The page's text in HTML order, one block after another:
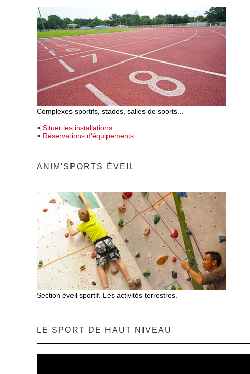
Complexes sportifs, stades, salles de sports...
» Situer les installations
» Réservations d'équipements
ANIM'SPORTS ÉVEIL
Section éveil sportif. Les activités terrestres.
LE SPORT DE HAUT NIVEAU